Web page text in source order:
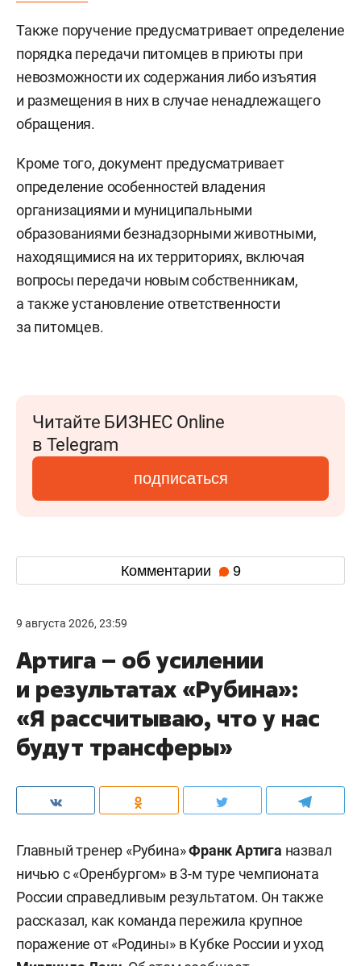
Также поручение предусматривает определение
порядка передачи питомцев в приюты при
невозможности их содержания либо изъятия
и размещения в них в случае ненадлежащего
обращения.
Кроме того, документ предусматривает
определение особенностей владения
организациями и муниципальными
образованиями безнадзорными животными,
находящимися на их территориях, включая
вопросы передачи новым собственникам,
а также установление ответственности
за питомцев.
Читайте БИЗНЕС Online
в Telegram
подписаться
Комментарии 9
9 августа 2026, 23:59
Артига – об усилении
и результатах «Рубина»:
«Я рассчитываю, что у нас
будут трансферы»
Главный тренер «Рубина»Франк Артига назвал
ничью с «Оренбургом» в 3-м туре чемпионата
России справедливым результатом. Он также
рассказал, как команда пережила крупное
поражение от «Родины» в Кубке России и уход